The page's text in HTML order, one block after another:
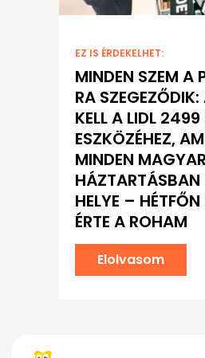
EZ IS ÉRDEKELHET:
MINDEN SZEM A
RA
KELL A LIDL
ESZKÖZÉHEZ,
MINDEN MAGYAR
HELYE –
ÉRTE A ROHAM
Elolvasom